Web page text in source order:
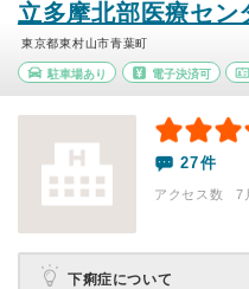
立多摩北部医療セン
東京都東村山市青葉町
駐車場あり 電子決済可
27件
アクセス数 7
下痢症について